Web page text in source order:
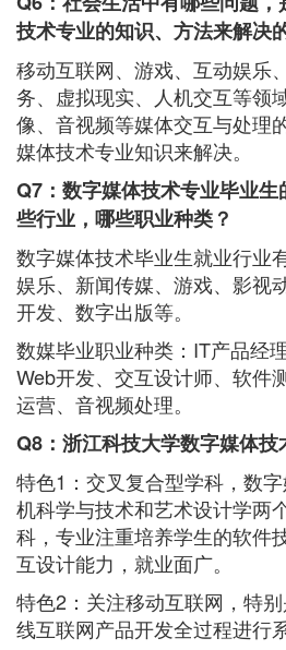
技术专业的知识、方法来解决
移动互联网、游戏、互动娱乐
务、虚拟现实、人机交互等领
像、音视频等媒体交互与处理
媒体技术专业知识来解决。
Q7：数字媒体技术专业毕业
些行业，哪些职业种类？
数字媒体技术毕业生就业行业
娱乐、新闻传媒、游戏、影视
开发、数字出版等。
数媒毕业职业种类：IT产品经
Web开发、交互设计师、软件
运营、音视频处理。
Q8：浙江科技大学数字媒体技
特色1：交叉复合型学科，数
机科学与技术和艺术设计学两
科，专业注重培养学生的软件
互设计能力，就业面广。
特色2：关注移动互联网，特
线互联网产品开发全过程进行